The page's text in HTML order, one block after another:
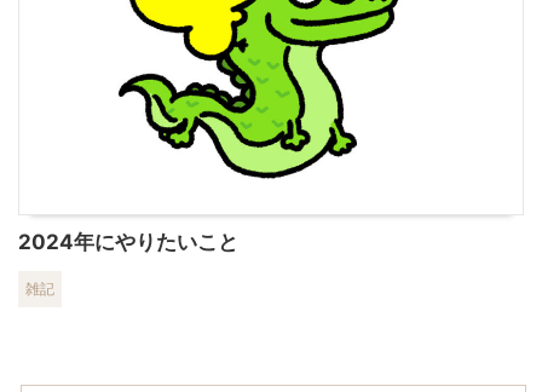
2024年にやりたいこと
雑記